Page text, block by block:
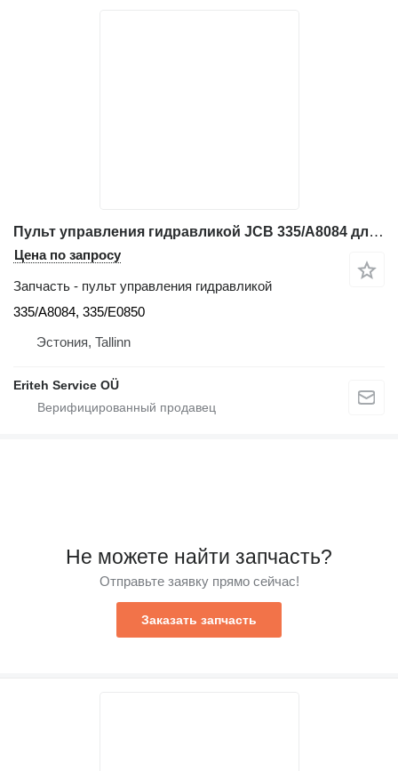
Пульт управления гидравликой JCB 335/A8084 для фронтального погрузчика JCB 411, 413, 417, 418, 426, 437, 427, 455, 335/A8084, 335/E0850
Цена по запросу
Запчасть - пульт управления гидравликой
335/A8084, 335/E0850
Эстония, Tallinn
Eriteh Service OÜ
Не можете найти запчасть?
Отправьте заявку прямо сейчас!
Заказать запчасть